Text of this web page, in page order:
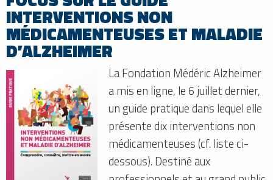
INTERVENTIONS NON
MÉDICAMENTEUSES ET MALADIE
D’ALZHEIMER
La Fondation Médéric Alzheimer
a mis en ligne, le 6 juillet dernier,
un guide pratique dans lequel elle
présente dix interventions non
médicamenteuses (cf. liste ci-
dessous). Destiné aux